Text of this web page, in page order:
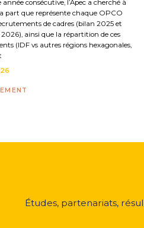
année consécutive, l’Apec a cherché à
part que représente chaque OPCO
de cadres (bilan 2025 et
2026), ainsi que la répartition de ces
(IDF vs autres régions hexagonales,
Études, partenariats,